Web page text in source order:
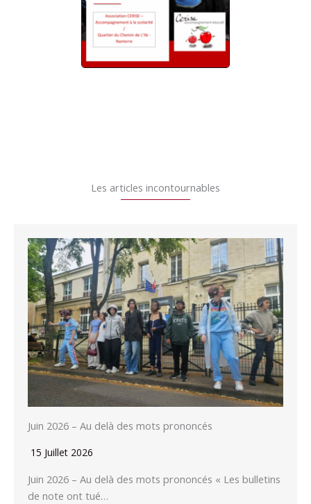
Les articles incontournables
Juin 2026 – Au delà des mots prononcés
15 Juillet 2026
Juin 2026 – Au delà des mots prononcés « Les bulletins
de note ont tué…